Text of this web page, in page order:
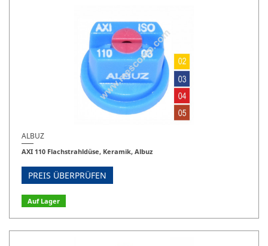
ALBUZ
AXI 110 Flachstrahldüse, Keramik, Albuz
PREIS ÜBERPRÜFEN
Auf Lager